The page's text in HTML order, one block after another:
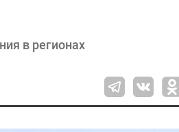
в регионах